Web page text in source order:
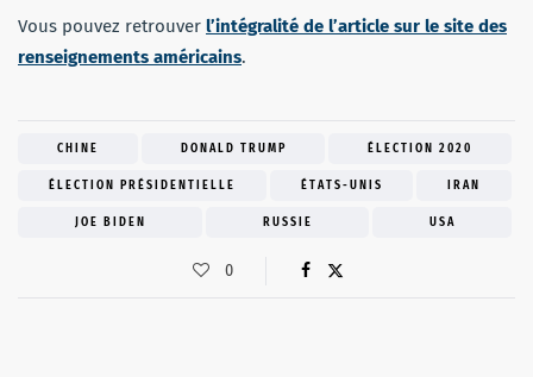
Vous pouvez retrouver l’intégralité de l’article sur le site des
renseignements américains.
CHINE DONALD TRUMP ÉLECTION 2020
ÉLECTION PRÉSIDENTIELLE ÉTATS-UNIS IRAN
JOE BIDEN RUSSIE USA
0